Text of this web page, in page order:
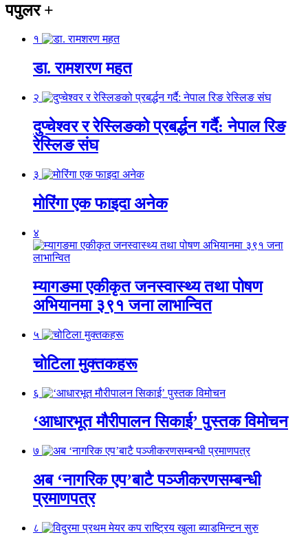
पपुलर+
१
डा. रामशरण महत
२
दुप्चेश्वर र रेस्लिङको प्रबर्द्धन गर्दै: नेपाल रिङ
रेस्लिङ संघ
३
मोरिंगा एक फाइदा अनेक
४
म्यागङमा एकीकृत जनस्वास्थ्य तथा पोषण
अभियानमा ३९१ जना लाभान्वित
५
चोटिला मुक्तकहरू
६
‘आधारभूत मौरीपालन सिकाई’ पुस्तक विमोचन
७
अब ‘नागरिक एप’बाटै पञ्जीकरणसम्बन्धी
प्रमाणपत्र
८